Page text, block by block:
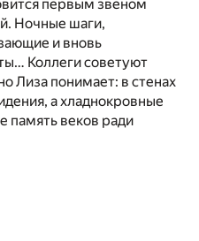
первым звеном
Ночные шаги,
и вновь
Коллеги советуют
Лиза понимает: в стенах
а хладнокровные
память веков ради